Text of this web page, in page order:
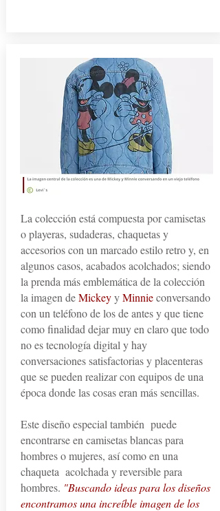
La colección está compuesta por camisetas
o playeras, sudaderas, chaquetas y
accesorios con un marcado estilo retro y, en
algunos casos, acabados acolchados; siendo
la prenda más emblemática de la colección
la imagen deMickeyyMinnieconversando
con un teléfono de los de antes y que tiene
como finalidad dejar muy en claro que todo
no es tecnología digital y hay
conversaciones satisfactorias y placenteras
que se pueden realizar con equipos de una
época donde las cosas eran más sencillas.
Este diseño especial también puede
encontrarse en camisetas blancas para
hombres o mujeres, así como en una
chaqueta acolchada y reversible para
hombres. "Buscando ideas para los diseños
encontramos una increíble imagen de los